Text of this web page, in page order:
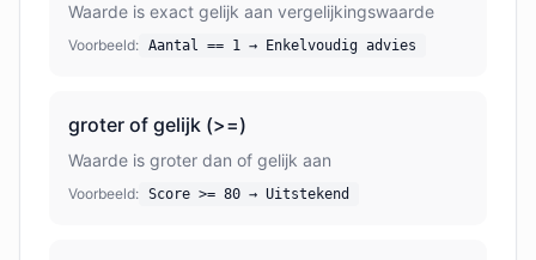
Waarde is exact gelijk aan vergelijkingswaarde
Voorbeeld: Aantal == 1 → Enkelvoudig advies
groter of gelijk (>=)
Waarde is groter dan of gelijk aan
Voorbeeld: Score >= 80 → Uitstekend